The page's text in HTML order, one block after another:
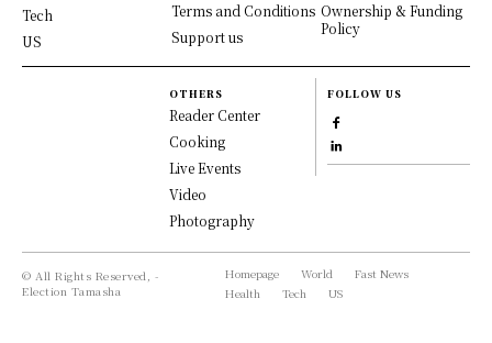
Tech
US
Terms and Conditions
Support us
Ownership & Funding
Policy
OTHERS
Reader Center
Cooking
Live Events
Video
Photography
FOLLOW US
© All Rights Reserved, -
Election Tamasha
Homepage World
Fast News
Health
Tech US